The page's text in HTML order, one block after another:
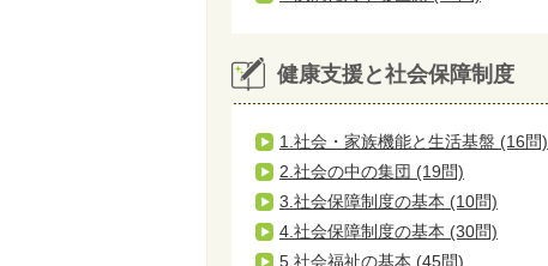
健康支援と社会保障制度
1.社会・家族機能と生活基盤 (16問)
2.社会の中の集団 (19問)
3.社会保障制度の基本 (10問)
4.社会保障制度の基本 (30問)
5.社会福祉の基本 (45問)